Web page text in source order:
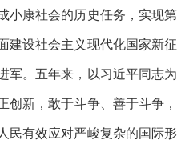
小康社会的历史任务，实现第
建设社会主义现代化国家新征
军。五年来，以习近平同志为
创新，敢于斗争、善于斗争，
民有效应对严峻复杂的国际形